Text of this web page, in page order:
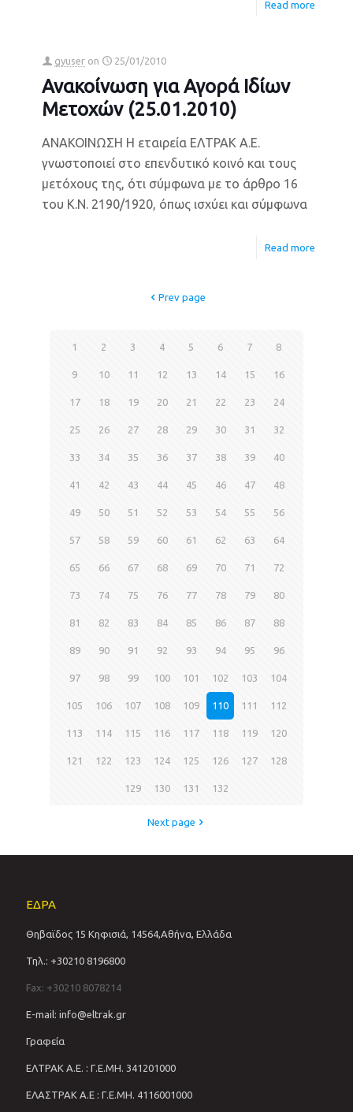
Read more
gyuser on 25/01/2010
Ανακοίνωση για Αγορά Ιδίων
Μετοχών (25.01.2010)
ΑΝΑΚΟΙΝΩΣΗ Η εταιρεία ΕΛΤΡΑΚ Α.Ε.
γνωστοποιεί στο επενδυτικό κοινό και τους
μετόχους της, ότι σύμφωνα με το άρθρο 16
του Κ.Ν. 2190/1920, όπως ισχύει και σύμφωνα
Read more
Prev page
1 2 3 4 5 6 7 8
9 10 11 12 13 14 15 16
17 18 19 20 21 22 23 24
25 26 27 28 29 30 31 32
33 34 35 36 37 38 39 40
41 42 43 44 45 46 47 48
49 50 51 52 53 54 55 56
57 58 59 60 61 62 63 64
65 66 67 68 69 70 71 72
73 74 75 76 77 78 79 80
81 82 83 84 85 86 87 88
89 90 91 92 93 94 95 96
97 98 99 100 101 102 103 104
105 106 107 108 109 110 111 112
113 114 115 116 117 118 119 120
121 122 123 124 125 126 127 128
129 130 131 132
Next page
ΕΔΡΑ
Θηβαϊδος 15 Κηφισιά, 14564,Αθήνα, Ελλάδα
Τηλ.: +30210 8196800
Fax: +30210 8078214
E-mail: info@eltrak.gr
Γραφεία
ΕΛΤΡΑΚ Α.Ε. : Γ.Ε.ΜΗ. 341201000
ΕΛΑΣΤΡΑΚ Α.Ε : Γ.Ε.ΜΗ. 4116001000